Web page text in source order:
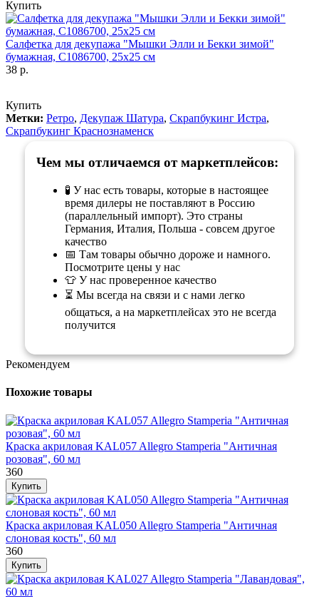
Купить
Салфетка для декупажа "Мышки Элли и Бекки зимой"
бумажная, C1086700, 25х25 см
38 р.
Купить
Метки: Ретро, Декупаж Шатура, Скрапбукинг Истра,
Скрапбукинг Краснознаменск
Чем мы отличаемся от маркетплейсов:
🧪 У нас есть товары, которые в настоящее
время дилеры не поставляют в Россию
(параллельный импорт). Это страны
Германия, Италия, Польша - совсем другое
качество
📅 Там товары обычно дороже и намного.
Посмотрите цены у нас
👕 У нас проверенное качество
⏳ Мы всегда на связи и с нами легко
общаться, а на маркетплейсах это не всегда
получится
Рекомендуем
Похожие товары
Краска акриловая KAL057 Allegro Stamperia "Античная
розовая", 60 мл
360
Краска акриловая KAL050 Allegro Stamperia "Античная
слоновая кость", 60 мл
360